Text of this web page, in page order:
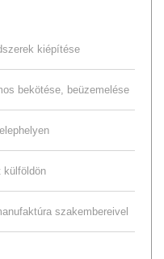
kiépítése
bekötése, beüzemelése
külföldön
szakembereivel